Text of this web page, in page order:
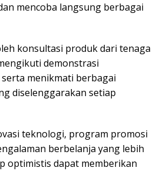
mencoba langsung berbagai
konsultasi produk dari tenaga
demonstrasi
menikmati berbagai
diselenggarakan setiap
teknologi, program promosi
berbelanja yang lebih
optimistis dapat memberikan